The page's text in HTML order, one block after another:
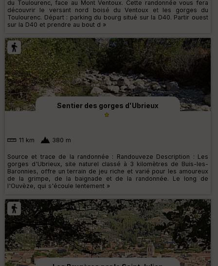
du Toulourenc, face au Mont Ventoux. Cette randonnée vous fera
découvrir le versant nord boisé du Ventoux et les gorges du
Toulourenc. Départ : parking du bourg situé sur la D40. Partir ouest
sur la D40 et prendre au bout d »
Sentier des gorges d'Ubrieux
11 km 380 m
Source et trace de la randonnée : Randouveze Description : Les
gorges d'Ubrieux, site naturel classé à 3 kilomètres de Buis-les-
Baronnies, offre un terrain de jeu riche et varié pour les amoureux
de la grimpe, de la baignade et de la randonnée. Le long de
l'Ouvèze, qui s'écoule lentement »